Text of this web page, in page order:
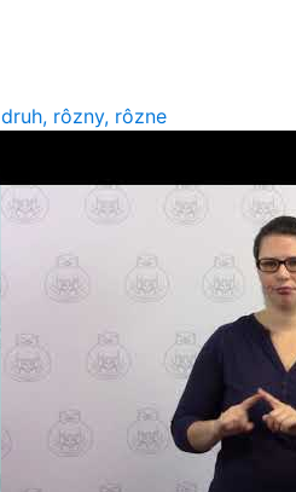
druh, rôzny, rôzne